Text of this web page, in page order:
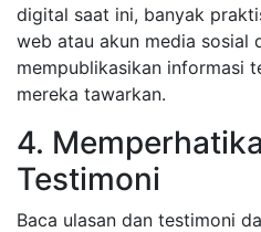
digital saat ini, banyak
web atau akun media sosial
mempublikasikan informasi
mereka tawarkan.
4.
Testimoni
Baca ulasan dan testimoni